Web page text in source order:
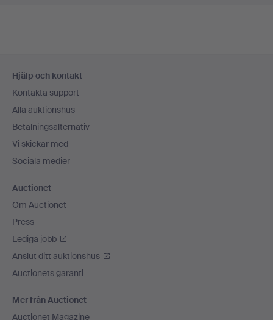
Hjälp och kontakt
Kontakta support
Alla auktionshus
Betalningsalternativ
Vi skickar med
Sociala medier
Auctionet
Om Auctionet
Press
Lediga jobb
Anslut ditt auktionshus
Auctionets garanti
Mer från Auctionet
Auctionet Magazine